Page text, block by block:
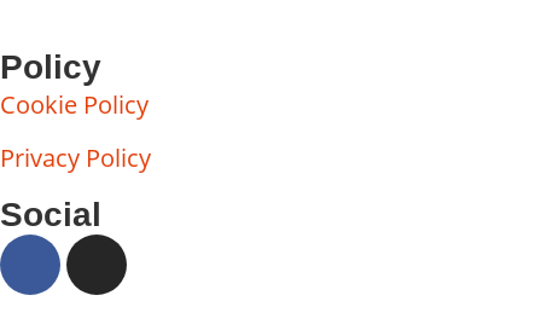
Policy
Cookie Policy
Privacy Policy
Social